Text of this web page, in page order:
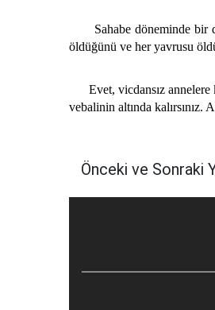
Sahabe döneminde bir
öldüğünü ve her yavrusu
Evet, vicdansız annelere
vebalinin altında kalırsınız.
Önceki ve Sonraki